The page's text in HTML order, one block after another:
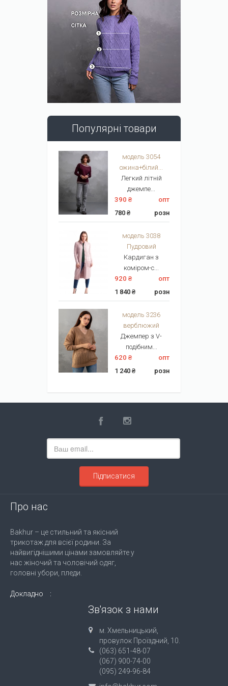
Популярні товари
модель 3054
ожина+білий...
Легкий літній
джемпе...
390 ₴
опт
780 ₴
розн
модель 3038
Пудровий
Кардиган з
коміром-с...
920 ₴
опт
1 840 ₴
розн
модель 3236
верблюжий
Джемпер з V-
подібним...
620 ₴
опт
1 240 ₴
розн
Підписатися
Про нас
Bakhur – це стильний та якісний
трикотаж для всієї родини. За
найвигіднішими цінами замовляйте у
нас жіночий та чоловічий одяг,
головні убори, пледи.
Докладно
Зв'язок з нами
м. Хмельницький,
провулок Проїздний, 10.
(063) 651-48-07
(067) 900-74-00
(095) 249-96-84